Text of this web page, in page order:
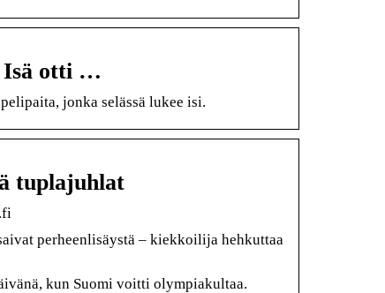
Isä otti …
jonka selässä lukee isi.
tuplajuhlat
perheenlisäystä – kiekkoilija hehkuttaa
kun Suomi voitti olympiakultaa.